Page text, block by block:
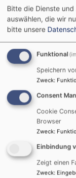
Gesungen
Kirchenmusik.
Der Chor wirkt
Gottesdiensten
Außerdem gibt
Konzert (in der
Neue
Proben:
Leitung und
Bitte die Dienste
auswählen, die wir
bitte unsere
Funktional
Speichern
Zweck:
Consent
Cookie
Browser
Zweck:
Einbindung
Zeigt einen
Zweck: